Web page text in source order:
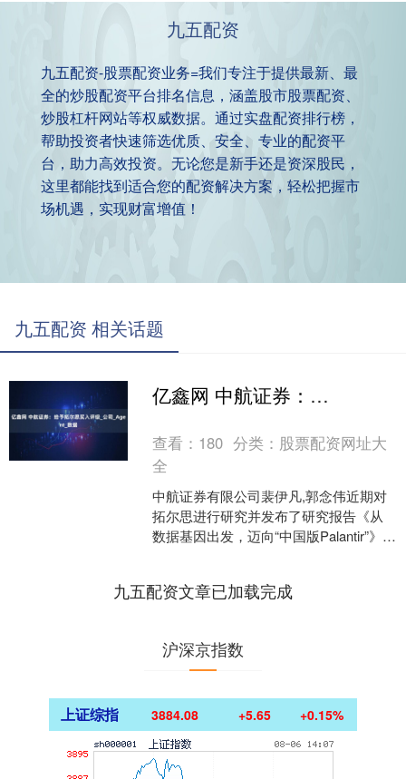
九五配资
九五配资-股票配资业务=我们专注于提供最新、最
全的炒股配资平台排名信息，涵盖股市股票配资、
炒股杠杆网站等权威数据。通过实盘配资排行榜，
帮助投资者快速筛选优质、安全、专业的配资平
台，助力高效投资。无论您是新手还是资深股民，
这里都能找到适合您的配资解决方案，轻松把握市
场机遇，实现财富增值！
九五配资 相关话题
亿鑫网 中航证券：给予拓尔思买入评级_公司_Agent_数据
查看： 180 分类： 股票配资网址大
全
中航证券有限公司裴伊凡,郭念伟近期对
拓尔思进行研究并发布了研究报告《从
数据基因出发，迈向“中国版Palantir”》，
九五配资文章已加载完成
沪深京指数
上证综指 3884.08 +5.65 +0.15%